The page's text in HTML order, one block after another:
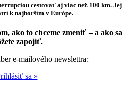
cestovať aj viac než 100 km. Jej
k najhorším v Európe.
ako to chceme zmeniť – a ako sa
zapojiť.
e-mailového newslettra:
sa »